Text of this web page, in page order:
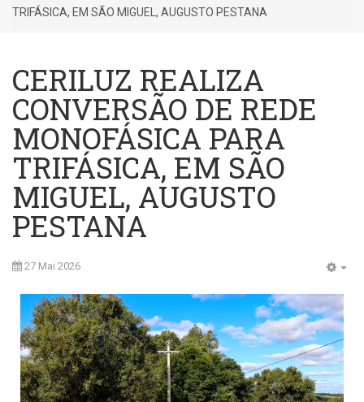
TRIFÁSICA, EM SÃO MIGUEL, AUGUSTO PESTANA
CERILUZ REALIZA
CONVERSÃO DE REDE
MONOFÁSICA PARA
TRIFÁSICA, EM SÃO
MIGUEL, AUGUSTO
PESTANA
27 Mai 2026